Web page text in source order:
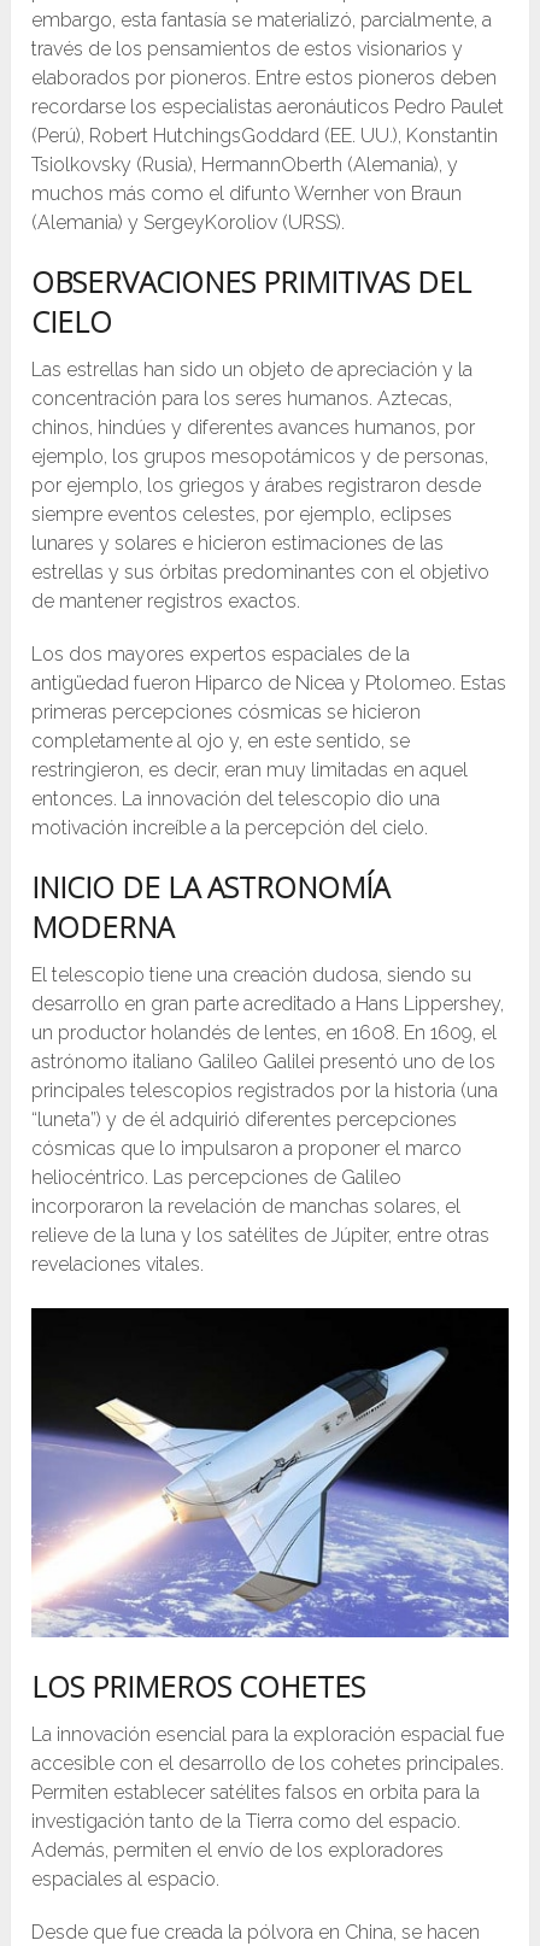
embargo, esta fantasía se materializó, parcialmente, a
través de los pensamientos de estos visionarios y
elaborados por pioneros. Entre estos pioneros deben
recordarse los especialistas aeronáuticos Pedro Paulet
(Perú), Robert HutchingsGoddard (EE. UU.), Konstantin
Tsiolkovsky (Rusia), HermannOberth (Alemania), y
muchos más como el difunto Wernher von Braun
(Alemania) y SergeyKoroliov (URSS).
OBSERVACIONES PRIMITIVAS DEL
CIELO
Las estrellas han sido un objeto de apreciación y la
concentración para los seres humanos. Aztecas,
chinos, hindúes y diferentes avances humanos, por
ejemplo, los grupos mesopotámicos y de personas,
por ejemplo, los griegos y árabes registraron desde
siempre eventos celestes, por ejemplo, eclipses
lunares y solares e hicieron estimaciones de las
estrellas y sus órbitas predominantes con el objetivo
de mantener registros exactos.
Los dos mayores expertos espaciales de la
antigüedad fueron Hiparco de Nicea y Ptolomeo. Estas
primeras percepciones cósmicas se hicieron
completamente al ojo y, en este sentido, se
restringieron, es decir, eran muy limitadas en aquel
entonces. La innovación del telescopio dio una
motivación increíble a la percepción del cielo.
INICIO DE LA ASTRONOMÍA
MODERNA
El telescopio tiene una creación dudosa, siendo su
desarrollo en gran parte acreditado a Hans Lippershey,
un productor holandés de lentes, en 1608. En 1609, el
astrónomo italiano Galileo Galilei presentó uno de los
principales telescopios registrados por la historia (una
“luneta”) y de él adquirió diferentes percepciones
cósmicas que lo impulsaron a proponer el marco
heliocéntrico. Las percepciones de Galileo
incorporaron la revelación de manchas solares, el
relieve de la luna y los satélites de Júpiter, entre otras
revelaciones vitales.
LOS PRIMEROS COHETES
La innovación esencial para la exploración espacial fue
accesible con el desarrollo de los cohetes principales.
Permiten establecer satélites falsos en orbita para la
investigación tanto de la Tierra como del espacio.
Además, permiten el envío de los exploradores
espaciales al espacio.
Desde que fue creada la pólvora en China, se hacen